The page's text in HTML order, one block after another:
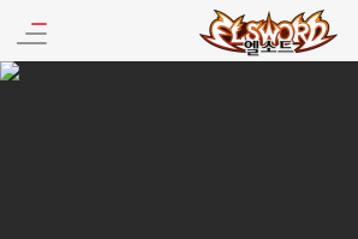
엘소드 프로모션